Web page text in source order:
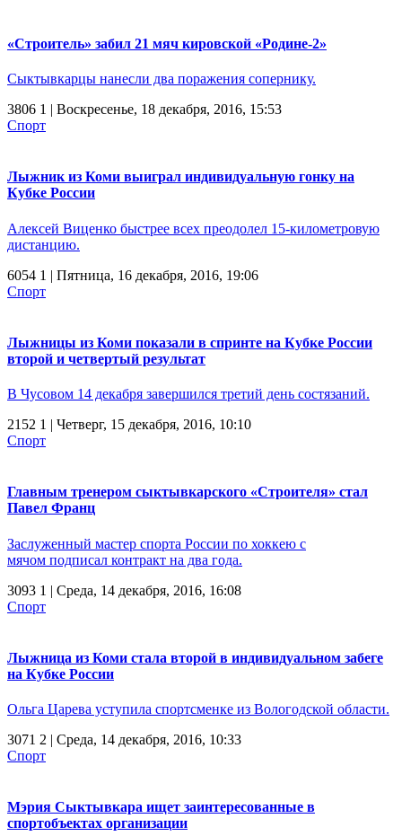
«Строитель» забил 21 мяч кировской «Родине-2»
Сыктывкарцы нанесли два поражения сопернику.
3806 1 | Воскресенье, 18 декабря, 2016, 15:53
Спорт
Лыжник из Коми выиграл индивидуальную гонку на
Кубке России
Алексей Виценко быстрее всех преодолел 15-километровую
дистанцию.
6054 1 | Пятница, 16 декабря, 2016, 19:06
Спорт
Лыжницы из Коми показали в спринте на Кубке России
второй и четвертый результат
В Чусовом 14 декабря завершился третий день состязаний.
2152 1 | Четверг, 15 декабря, 2016, 10:10
Спорт
Главным тренером сыктывкарского «Строителя» стал
Павел Франц
Заслуженный мастер спорта России по хоккею с
мячом подписал контракт на два года.
3093 1 | Среда, 14 декабря, 2016, 16:08
Спорт
Лыжница из Коми стала второй в индивидуальном забеге
на Кубке России
Ольга Царева уступила спортсменке из Вологодской области.
3071 2 | Среда, 14 декабря, 2016, 10:33
Спорт
Мэрия Сыктывкара ищет заинтересованные в
спортобъектах организации